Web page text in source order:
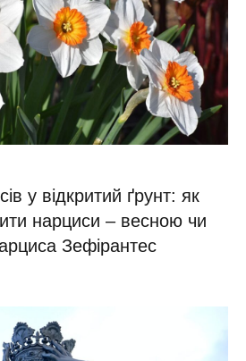
у відкритий ґрунт: як
нарциси – весною чи
Зефірантес